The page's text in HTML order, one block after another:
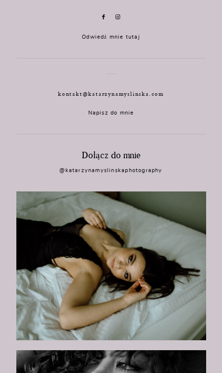
Odwiedź mnie tutaj
kontakt@katarzynamyslinska.com
Napisz do mnie
Dołącz do mnie
@katarzynamyslinskaphotography